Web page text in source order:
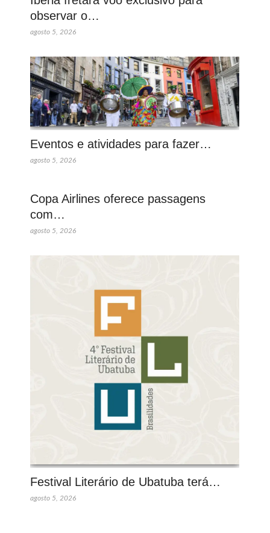
observar o…
agosto 5, 2026
Eventos e atividades para fazer…
agosto 5, 2026
Copa Airlines oferece passagens
com…
agosto 5, 2026
Festival Literário de Ubatuba terá…
agosto 5, 2026